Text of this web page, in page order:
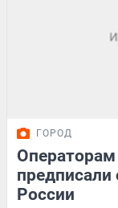
ГОРОД
России